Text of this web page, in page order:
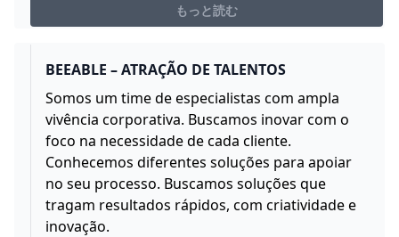
もっと読む
BEEABLE – ATRAÇÃO DE TALENTOS
Somos um time de especialistas com ampla
vivência corporativa. Buscamos inovar com o
foco na necessidade de cada cliente.
Conhecemos diferentes soluções para apoiar
no seu processo. Buscamos soluções que
tragam resultados rápidos, com criatividade e
inovação.